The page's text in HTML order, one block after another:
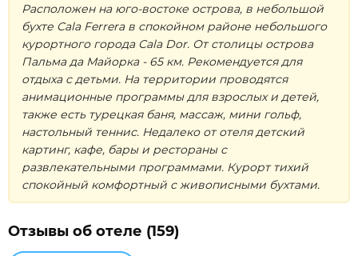
Расположен на юго-востоке острова, в небольшой
бухте Cala Ferrera в спокойном районе небольшого
курортного города Cala Dor. От столицы острова
Пальма да Майорка - 65 км. Рекомендуется для
отдыха с детьми. На территории проводятся
анимационные программы для взрослых и детей,
также есть турецкая баня, массаж, мини гольф,
настольный теннис. Недалеко от отеля детский
картинг, кафе, бары и рестораны с
развлекательными программами. Курорт тихий
спокойный комфортный с живописными бухтами.
Отзывы об отеле (159)